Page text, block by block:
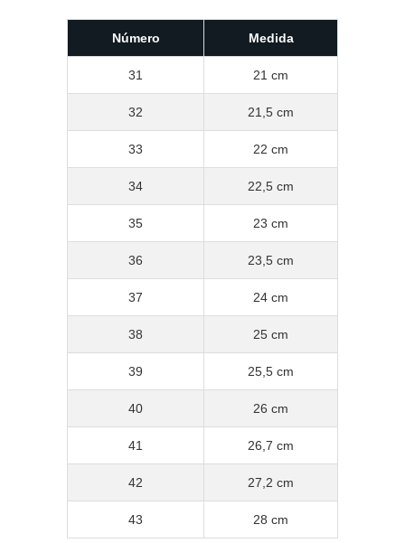
Número Medida
31 21 cm
32 21,5 cm
33 22 cm
34 22,5 cm
35 23 cm
36 23,5 cm
37 24 cm
38 25 cm
39 25,5 cm
40 26 cm
41 26,7 cm
42 27,2 cm
43 28 cm